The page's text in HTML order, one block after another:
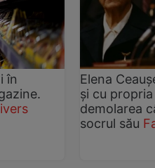
în
Elena
și cu
demolarea
socrul său